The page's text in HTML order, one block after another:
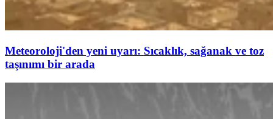
Meteoroloji'den yeni uyarı: Sıcaklık, sağanak ve toz
taşınımı bir arada